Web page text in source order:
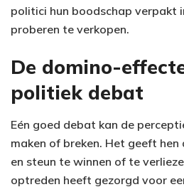
politici hun boodschap verpakt
proberen te verkopen.
De domino-
politiek debat
Eén goed debat kan de
maken of breken. Het geeft
en steun te winnen of te
optreden heeft gezorgd voor